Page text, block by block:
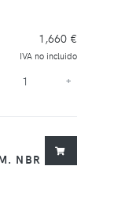
1,660 €
IVA no incluido
+
NBR